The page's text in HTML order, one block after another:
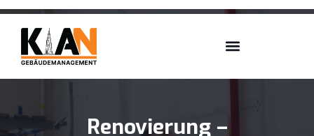
Renovierung –